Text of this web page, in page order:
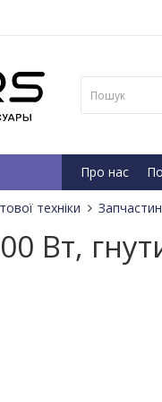
Про нас
техніки
Вт,